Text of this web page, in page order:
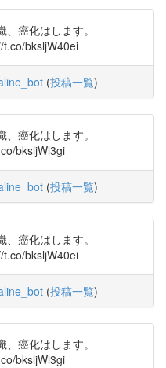
癌化はします。
bksljW40ei
(投稿一覧)
癌化はします。
bksljWl3gi
(投稿一覧)
癌化はします。
bksljW40ei
(投稿一覧)
癌化はします。
bksljWl3gi